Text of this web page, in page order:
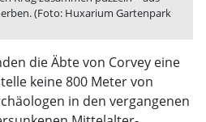
(Foto: Huxarium Gartenpark
die Äbte von Corvey eine
keine 800 Meter von
in den vergangenen